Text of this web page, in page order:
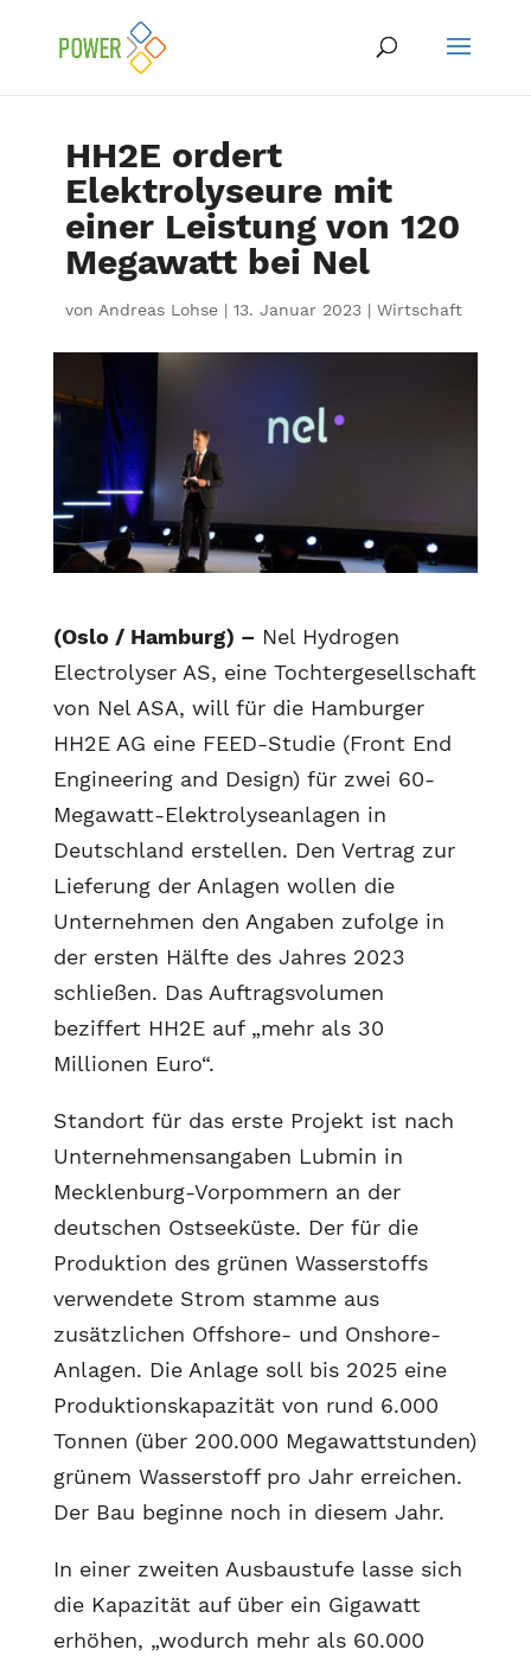
HH2E ordert
Elektrolyseure mit
einer Leistung von 120
Megawatt bei Nel
von Andreas Lohse| 13. Januar 2023| Wirtschaft
(Oslo / Hamburg) – Nel Hydrogen
Electrolyser AS, eine Tochtergesellschaft
von Nel ASA, will für die Hamburger
HH2E AG eine FEED-Studie (Front End
Engineering and Design) für zwei 60-
Megawatt-Elektrolyseanlagen in
Deutschland erstellen. Den Vertrag zur
Lieferung der Anlagen wollen die
Unternehmen den Angaben zufolge in
der ersten Hälfte des Jahres 2023
schließen. Das Auftragsvolumen
beziffert HH2E auf „mehr als 30
Millionen Euro“.
Standort für das erste Projekt ist nach
Unternehmensangaben Lubmin in
Mecklenburg-Vorpommern an der
deutschen Ostseeküste. Der für die
Produktion des grünen Wasserstoffs
verwendete Strom stamme aus
zusätzlichen Offshore- und Onshore-
Anlagen. Die Anlage soll bis 2025 eine
Produktionskapazität von rund 6.000
Tonnen (über 200.000 Megawattstunden)
grünem Wasserstoff pro Jahr erreichen.
Der Bau beginne noch in diesem Jahr.
In einer zweiten Ausbaustufe lasse sich
die Kapazität auf über ein Gigawatt
erhöhen, „wodurch mehr als 60.000